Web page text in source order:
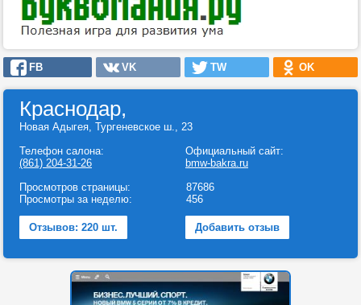
FB VK TW OK
Краснодар,
Новая Адыгея, Тургеневское ш., 23
Телефон салона:
(861) 204-31-26
Официальный сайт:
bmw-bakra.ru
Просмотров страницы:
Просмотры за неделю:
87686
456
Отзывов: 220 шт. Добавить отзыв